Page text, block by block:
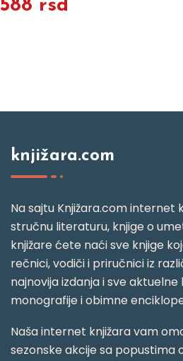
588 rsd
knjižara.com
Na sajtu Knjižara.com internet
stručnu literaturu, knjige o
knjižare ćete naći sve knjige
rečnici, vodiči i priručnici iz
najnovija izdanja i sve
monografije i obimne
Naša internet knjižara vam
sezonske akcije sa popustima